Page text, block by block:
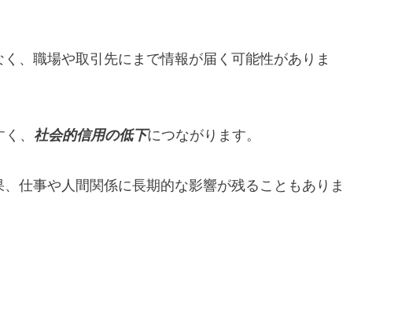
、職場や取引先にまで情報が届く可能性がありま
、 社会的信用の低下につながります。
仕事や人間関係に長期的な影響が残ることもありま